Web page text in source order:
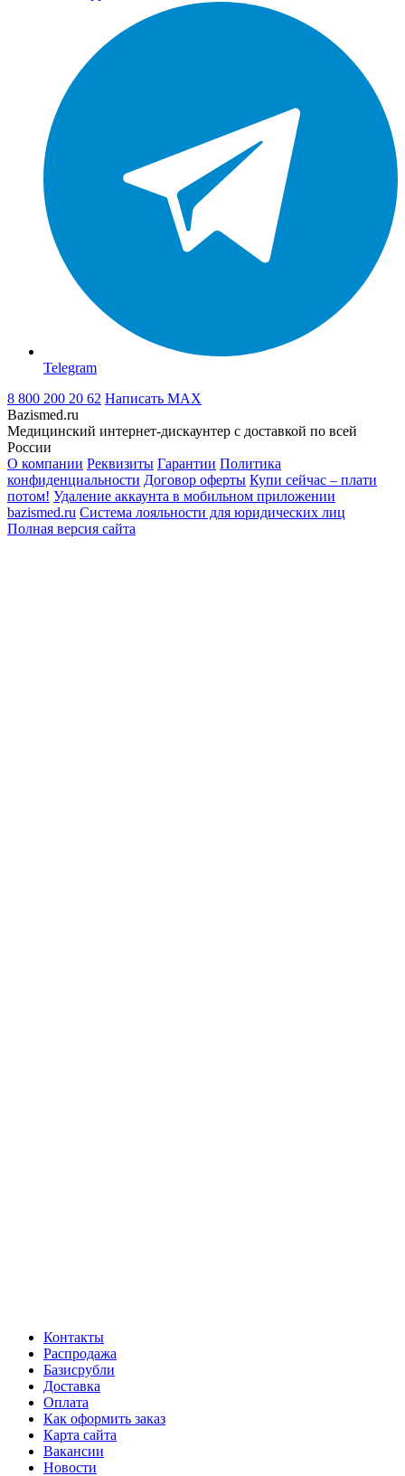
Telegram
8 800 200 20 62 Написать MAX
Bazismed.ru
Медицинский интернет-дискаунтер с доставкой по всей
России
О компании Реквизиты Гарантии Политика
конфиденциальности Договор оферты Купи сейчас – плати
потом! Удаление аккаунта в мобильном приложении
bazismed.ru Система лояльности для юридических лиц
Полная версия сайта
Контакты
Распродажа
Базисрубли
Доставка
Оплата
Как оформить заказ
Карта сайта
Вакансии
Новости